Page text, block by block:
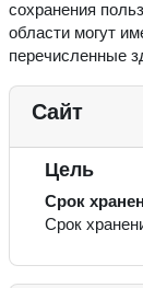
сохранения
области могут
перечисленные
Сайт
Цель
Срок
Срок